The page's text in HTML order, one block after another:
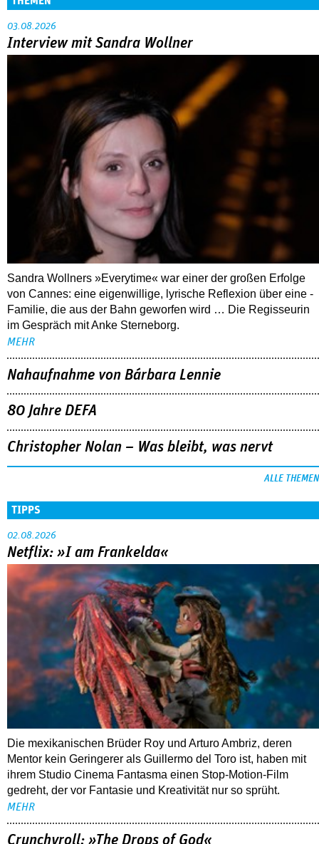
1945–1960
72. Internationale Kurzfilmtage Oberhausen
ALLE FESTIVALBERICHTE
Interview mit Sandra Wollner
Sandra Wollners »Everytime« war einer der großen Erfolge
Familie, die aus der Bahn geworfen wird … Die Regisseurin
im Gespräch mit Anke Sterneborg.
MEHR
80 Jahre DEFA
Christopher Nolan – Was bleibt, was nervt
ALLE THEMEN
TIPPS
Netflix: »I am Frankelda«